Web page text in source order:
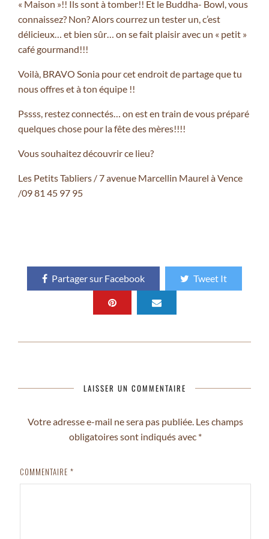
« Maison »!! Ils sont à tomber!! Et le Buddha- Bowl, vous
connaissez? Non? Alors courrez un tester un, c’est
délicieux… et bien sûr… on se fait plaisir avec un « petit »
café gourmand!!!
Voilà, BRAVO Sonia pour cet endroit de partage que tu
nous offres et à ton équipe !!
Pssss, restez connectés… on est en train de vous préparé
quelques chose pour la fête des mères!!!!
Vous souhaitez découvrir ce lieu?
Les Petits Tabliers / 7 avenue Marcellin Maurel à Vence
/09 81 45 97 95
Partager sur Facebook Tweet It
LAISSER UN COMMENTAIRE
Votre adresse e-mail ne sera pas publiée. Les champs
obligatoires sont indiqués avec *
COMMENTAIRE *